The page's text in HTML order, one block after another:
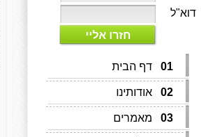
דוא"ל
חזרו אליי
01 דף הבית
02 אודותינו
03 מאמרים